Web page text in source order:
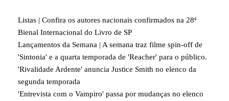
Listas | Confira os autores nacionais confirmados na 28ª
Bienal Internacional do Livro de SP
Lançamentos da Semana | A semana traz filme spin-off de
'Sintonia' e a quarta temporada de 'Reacher' para o público.
'Rivalidade Ardente' anuncia Justice Smith no elenco da
segunda temporada
'Entrevista com o Vampiro' passa por mudanças no elenco